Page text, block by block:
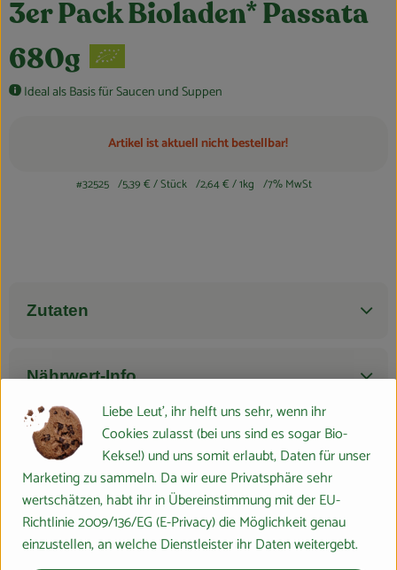
Haus, Garten & Co.
So geht’s
3er Pack Bioladen* Passata
680g
Ideal als Basis für Saucen und Suppen
Artikel ist aktuell nicht bestellbar!
#32525 5,39 €/ Stück 2,64 €/ 1kg 7% MwSt
Zutaten
Nährwert-Info
Produktdatenblatt
Du hast eine Frage? Wir helfen gerne:
Marburger Ring 46,
35274 Großseelheim
Liebe Leut', ihr helft uns sehr, wenn ihr
Cookies zulasst (bei uns sind es sogar Bio-
Kekse!) und uns somit erlaubt, Daten für unser
Marketing zu sammeln. Da wir eure Privatsphäre sehr
wertschätzen, habt ihr in Übereinstimmung mit der EU-
Richtlinie 2009/136/EG (E-Privacy) die Möglichkeit genau
einzustellen, an welche Dienstleister ihr Daten weitergebt.